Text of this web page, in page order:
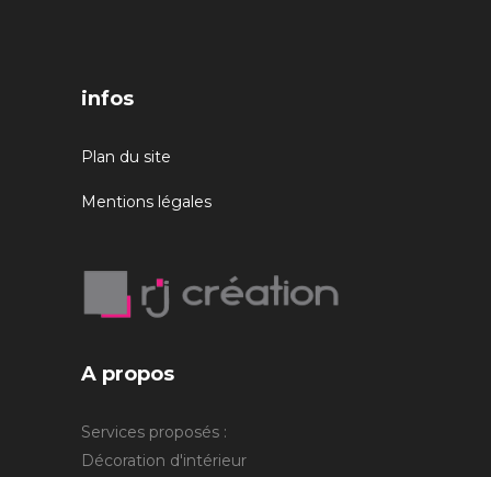
infos
Plan du site
Mentions légales
A propos
Services proposés :
Décoration d'intérieur